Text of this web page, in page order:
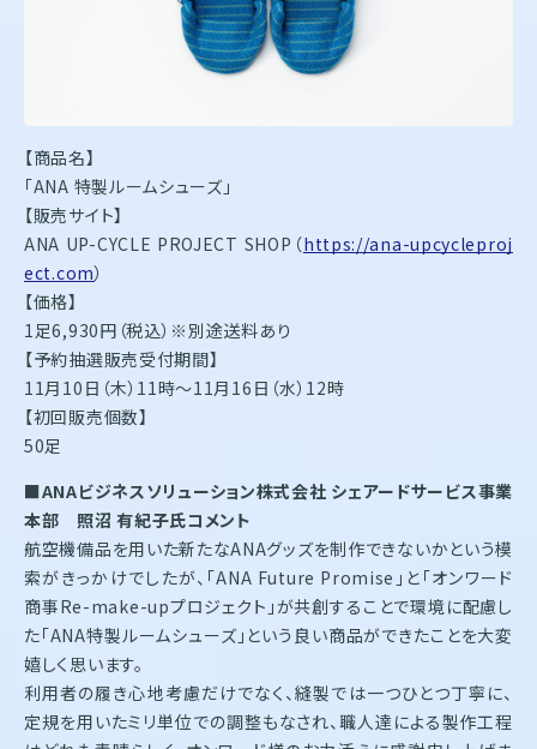
【商品名】
「ANA 特製ルームシューズ」
【販売サイト】
ANA UP-CYCLE PROJECT SHOP（https://ana-upcycleproj
ect.com）
【価格】
1足6,930円（税込）※別途送料あり
【予約抽選販売受付期間】
11月10日（木）11時～11月16日（水）12時
【初回販売個数】
50足
■ANAビジネスソリューション株式会社 シェアードサービス事業
本部 照沼 有紀子氏コメント
航空機備品を用いた新たなANAグッズを制作できないかという模
索がきっかけでしたが、「ANA Future Promise」と「オンワード
商事Re-make-upプロジェクト」が共創することで環境に配慮し
た「ANA特製ルームシューズ」という良い商品ができたことを大変
嬉しく思います。
利用者の履き心地考慮だけでなく、縫製では一つひとつ丁寧に、
定規を用いたミリ単位での調整もなされ、職人達による製作工程